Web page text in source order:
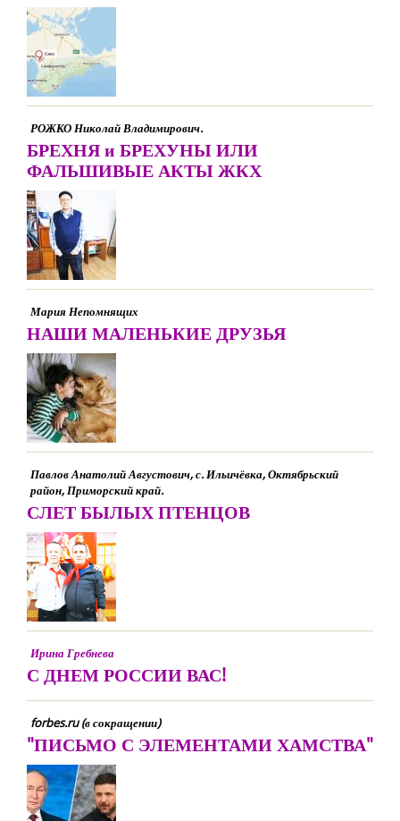
РОЖКО Николай Владимирович.
БРЕХНЯ и БРЕХУНЫ ИЛИ
ФАЛЬШИВЫЕ АКТЫ ЖКХ
Мария Непомнящих
НАШИ МАЛЕНЬКИЕ ДРУЗЬЯ
Павлов Анатолий Августович, с. Ильичёвка, Октябрьский
район, Приморский край.
СЛЕТ БЫЛЫХ ПТЕНЦОВ
Ирина Гребнева
С ДНЕМ РОССИИ ВАС!
forbes.ru (в сокращении)
"ПИСЬМО С ЭЛЕМЕНТАМИ ХАМСТВА"